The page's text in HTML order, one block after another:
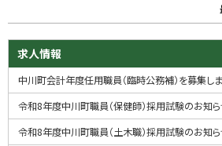
ッ
に
サ
イ
ド
求人情報
中川町会計年度任用職員（臨時公務補）を募集し
令和8年度中川町職員（保健師）採用試験のお知
令和8年度中川町職員（土木職）採用試験のお知